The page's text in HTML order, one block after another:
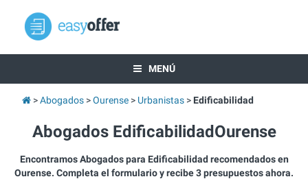
MENÚ
Abogados Ourense Urbanistas Edificabilidad
Abogados EdificabilidadOurense
Encontramos Abogados para Edificabilidad recomendados en
Ourense. Completa el formulario y recibe 3 presupuestos ahora.